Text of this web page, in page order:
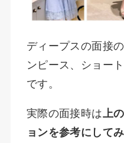
ディープスの面接
ンピース、ショー
です。
実際の面接時は上
ョンを参考にして